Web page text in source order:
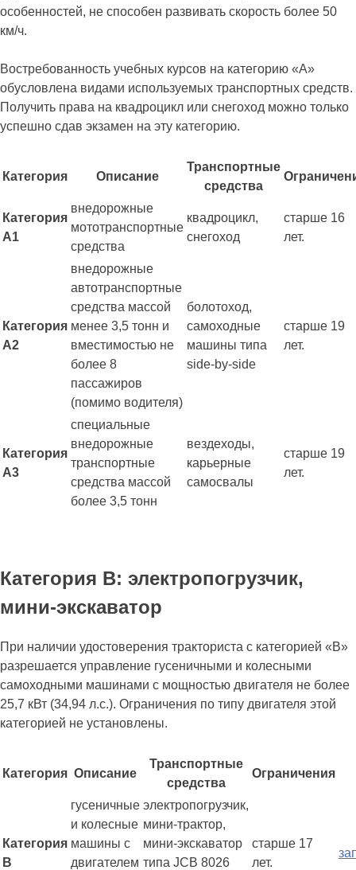
особенностей, не способен развивать скорость более 50
км/ч.
Востребованность учебных курсов на категорию «А»
обусловлена видами используемых транспортных средств.
Получить права на квадроцикл или снегоход можно только
успешно сдав экзамен на эту категорию.
Категория Описание
Транспортные
средства
Категория
А1
внедорожные
мототранспортные
средства
квадроцикл,
снегоход
старше 16
лет.
Категория
А2
внедорожные
автотранспортные
средства массой
менее 3,5 тонн и
вместимостью не
более 8
пассажиров
(помимо водителя)
болотоход,
самоходные
машины типа
side-by-side
старше 19
лет.
Категория
А3
специальные
внедорожные
транспортные
средства массой
более 3,5 тонн
вездеходы,
карьерные
самосвалы
старше 19
лет.
Категория В: электропогрузчик,
мини-экскаватор
При наличии удостоверения тракториста с категорией «В»
разрешается управление гусеничными и колесными
самоходными машинами с мощностью двигателя не более
25,7 кВт (34,94 л.с.). Ограничения по типу двигателя этой
категорией не установлены.
Категория Описание
Транспортные
средства
Ограничения
Категория
В
гусеничные
и колесные
машины с
двигателем
электропогрузчик,
мини-трактор,
мини-экскаватор
типа JCB 8026
старше 17
лет.